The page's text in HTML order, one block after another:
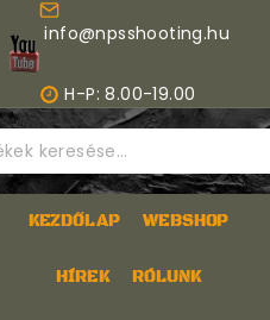
info@npsshooting.hu
H-P: 8.00-19.00
KEZDŐLAP WEBSHOP
HÍREK RÓLUNK